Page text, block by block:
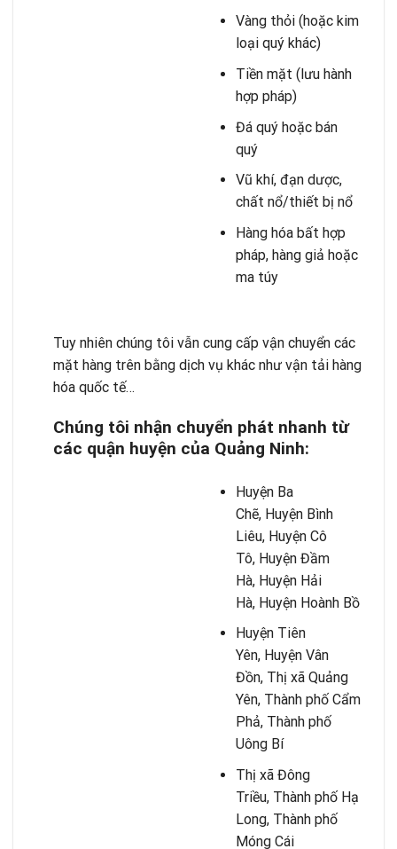
Vàng thỏi (hoặc kim
loại quý khác)
Tiền mặt (lưu hành
hợp pháp)
Đá quý hoặc bán
quý
Vũ khí, đạn dược,
chất nổ/thiết bị nổ
Hàng hóa bất hợp
pháp, hàng giả hoặc
ma túy
Tuy nhiên chúng tôi vẫn cung cấp vận chuyển các
mặt hàng trên bằng dịch vụ khác như vận tải hàng
hóa quốc tế…
Chúng tôi nhận chuyển phát nhanh từ
các quận huyện của Quảng Ninh:
Huyện Ba
Chẽ, Huyện Bình
Liêu, Huyện Cô
Tô, Huyện Đầm
Hà, Huyện Hải
Hà, Huyện Hoành Bồ
Huyện Tiên
Yên, Huyện Vân
Đồn, Thị xã Quảng
Yên, Thành phố Cẩm
Phả, Thành phố
Uông Bí
Thị xã Đông
Triều, Thành phố Hạ
Long, Thành phố
Móng Cái